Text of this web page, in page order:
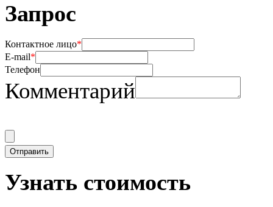
Запрос
Контактное лицо*
E-mail*
Телефон
Комментарий
Узнать стоимость